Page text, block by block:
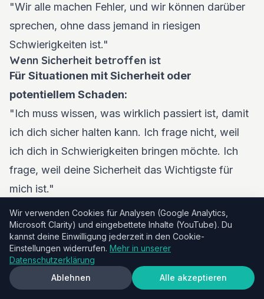
"Wir alle machen Fehler, und wir können darüber
sprechen, ohne dass jemand in riesigen
Schwierigkeiten ist."
Wenn Sicherheit betroffen ist
Für Situationen mit Sicherheit oder
potentiellem Schaden:
"Ich muss wissen, was wirklich passiert ist, damit
ich dich sicher halten kann. Ich frage nicht, weil
ich dich in Schwierigkeiten bringen möchte. Ich
frage, weil deine Sicherheit das Wichtigste für
mich ist."
Wenn sie weiter über Sicherheitsprobleme
lügen:
"Gerade jetzt ist es, dich sicher zu halten,
wichtiger als alles andere. Wir können später über
alles andere sprechen, aber ich brauche die
Wir verwenden Cookies für Analysen (Google Analytics,
Microsoft Clarity) und eingebettete Inhalte (YouTube). Du
kannst deine Einwilligung jederzeit in den Cookie-
Einstellungen widerrufen. Mehr in unserer
Datenschutzerklärung
Ablehnen
Alle akzeptieren